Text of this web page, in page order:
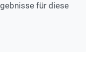
für diese